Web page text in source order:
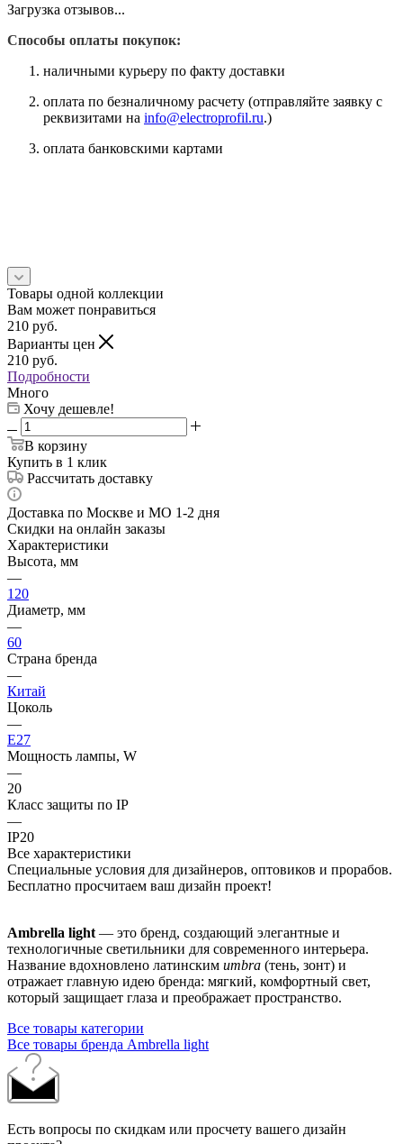
Загрузка отзывов...
Способы оплаты покупок:
наличными курьеру по факту доставки
оплата по безналичному расчету (отправляйте заявку с
реквизитами на info@electroprofil.ru.)
оплата банковскими картами
Товары одной коллекции
Вам может понравиться
210 руб.
Варианты цен
210 руб.
Подробности
Много
Хочу дешевле!
В корзину
Купить в 1 клик
Рассчитать доставку
Доставка по Москве и МО 1-2 дня
Скидки на онлайн заказы
Характеристики
Высота, мм
—
120
Диаметр, мм
—
60
Страна бренда
—
Китай
Цоколь
—
E27
Мощность лампы, W
—
20
Класс защиты по IP
—
IP20
Все характеристики
Специальные условия для дизайнеров, оптовиков и прорабов.
Бесплатно просчитаем ваш дизайн проект!
Ambrella light — это бренд, создающий элегантные и
технологичные светильники для современного интерьера.
Название вдохновлено латинским umbra (тень, зонт) и
отражает главную идею бренда: мягкий, комфортный свет,
который защищает глаза и преображает пространство.
Все товары категории
Все товары бренда Ambrella light
Есть вопросы по скидкам или просчету вашего дизайн